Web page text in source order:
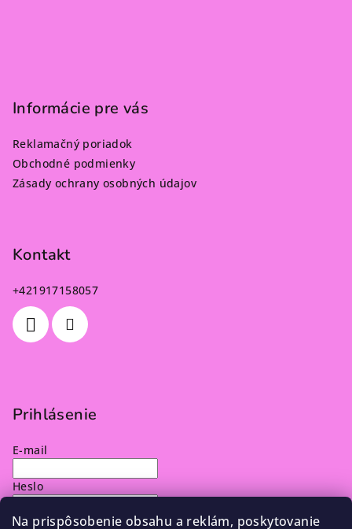
Na prispôsobenie obsahu a reklám, poskytovanie
Informácie pre vás
Reklamačný poriadok
Obchodné podmienky
Zásady ochrany osobných údajov
Kontakt
+421917158057
Prihlásenie
E-mail
Heslo